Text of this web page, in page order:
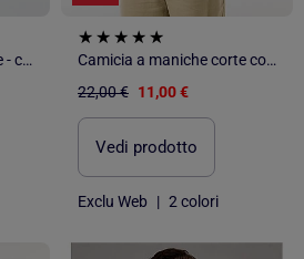
Camicia a maniche corte - collezione facile da indossare
Camicia a maniche corte con motivo
22,00 € 11,00 €
Vedi prodotto
Exclu Web | 2 colori